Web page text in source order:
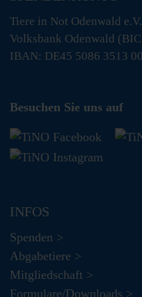
Tiere in Not Odenwald e.V.
Volksbank Odenwald
IBAN: DE45 5086 3513
Besuchen Sie uns auf
INFOS
Spenden >
Abgabetiere >
Mitgliedschaft >
Formulare/Downloads >